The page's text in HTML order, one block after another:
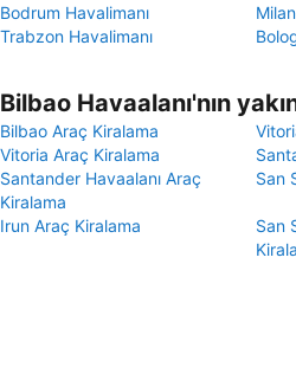
Bodrum Havalimanı
Trabzon Havalimanı
Bilbao Havaalanı'nın
Bilbao Araç Kiralama
Vitoria Araç Kiralama
Santander Havaalanı Araç
Kiralama
San
Irun Araç Kiralama
San